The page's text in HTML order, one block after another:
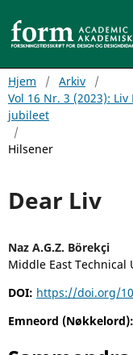
Hjem / Arkiv
/
Vol 16 Nr. 3 (2023):
jubileet
/
Hilsener
Dear Liv
Naz A.G.Z. Börekçi
Middle East Technical
DOI: https://doi.org/
Emneord (Nøkkelord):